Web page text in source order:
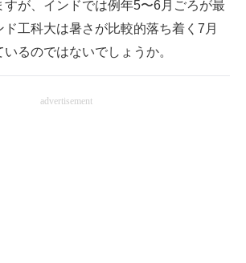
が、インドでは例年5〜6月ごろが最
ド工科大は暑さが比較的落ち着く7月
るのではないでしょうか。
advertisement